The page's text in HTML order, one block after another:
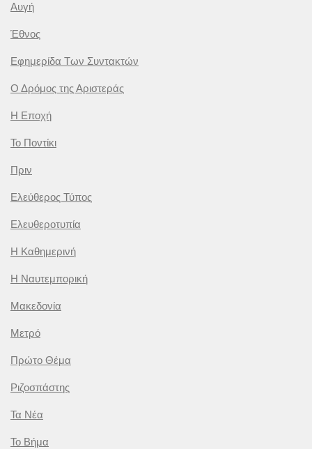
Αυγή
Έθνος
Εφημερίδα Των Συντακτών
Ο Δρόμος της Αριστεράς
Η Εποχή
Το Ποντίκι
Πριν
Ελεύθερος Τύπος
Ελευθεροτυπία
Η Καθημερινή
Η Ναυτεμπορική
Μακεδονία
Μετρό
Πρώτο Θέμα
Ριζοσπάστης
Τα Νέα
Το Βήμα